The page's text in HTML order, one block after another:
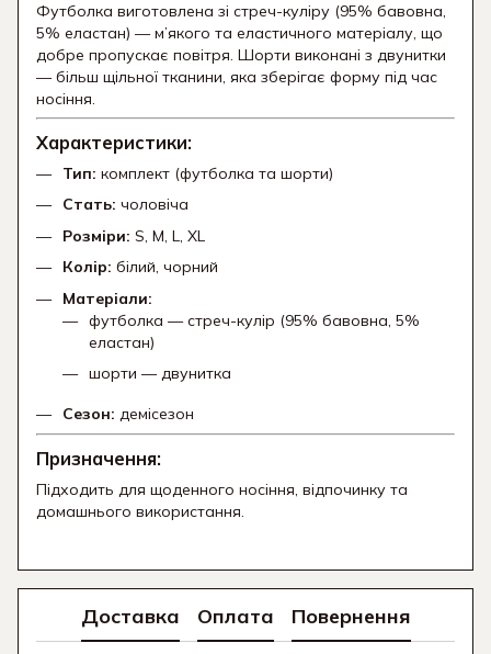
Футболка виготовлена зі стреч-куліру (95% бавовна,
5% еластан) — м’якого та еластичного матеріалу, що
добре пропускає повітря. Шорти виконані з двунитки
— більш щільної тканини, яка зберігає форму під час
носіння.
Характеристики:
Тип: комплект (футболка та шорти)
Стать: чоловіча
Розміри: S, M, L, XL
Колір: білий, чорний
Матеріали:
футболка — стреч-кулір (95% бавовна, 5%
еластан)
шорти — двунитка
Сезон: демісезон
Призначення:
Підходить для щоденного носіння, відпочинку та
домашнього використання.
Доставка Оплата Повернення